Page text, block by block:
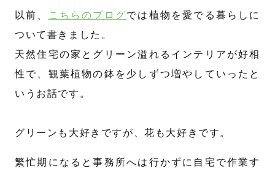
以前、 こちらのブログでは植物を愛でる暮らしに
ついて書きました。
天然住宅の家とグリーン溢れるインテリアが好相
性で、観葉植物の鉢を少しずつ増やしていったと
いうお話です。
グリーンも大好きですが、花も大好きです。
繁忙期になると事務所へは行かずに自宅で作業す